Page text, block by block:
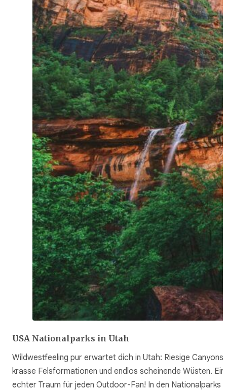
USA Nationalparks in Utah
Wildwestfeeling pur erwartet dich in Utah: Riesige Canyons,
krasse Felsformationen und endlos scheinende Wüsten. Ein
echter Traum für jeden Outdoor-Fan! In den Nationalparks